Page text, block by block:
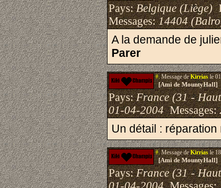
Pays:Belgique (Liège)
Messages:14404
A la demande de
Parer
#.Message deKirriasle
[Ami de MountyHall]
Pays:France (31 -
01-04-2004Messages:
Un détail :
#.Message deKirriasle
[Ami de MountyHall]
Pays:France (31 -